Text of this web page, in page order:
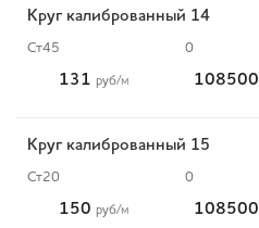
Круг калиброванный 14
Ст45 0
131 руб/м 108500
Круг калиброванный 15
Ст20 0
150 руб/м 108500